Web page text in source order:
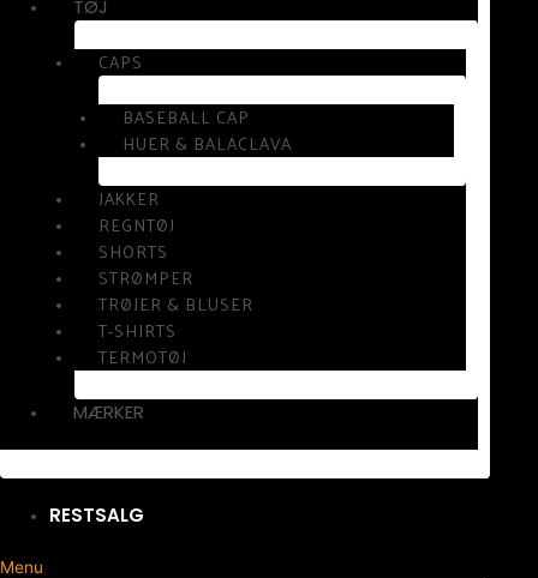
TØJ
CAPS
BASEBALL CAP
HUER & BALACLAVA
JAKKER
REGNTØJ
SHORTS
STRØMPER
TRØJER & BLUSER
T-SHIRTS
TERMOTØJ
MÆRKER
RESTSALG
Menu